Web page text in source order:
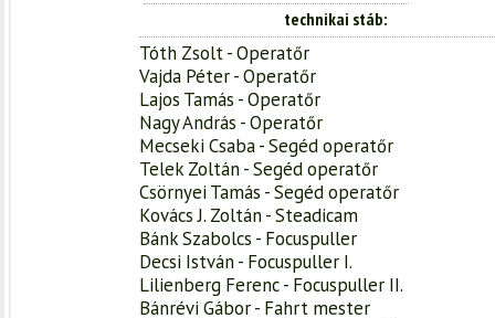
technikai stáb
Tóth Zsolt - Operatőr
Vajda Péter - Operatőr
Lajos Tamás - Operatőr
Nagy András - Operatőr
Mecseki Csaba - Segéd operatőr
Telek Zoltán - Segéd operatőr
Csörnyei Tamás - Segéd operatőr
Kovács J. Zoltán - Steadicam
Bánk Szabolcs - Focuspuller
Decsi István - Focuspuller I.
Lilienberg Ferenc - Focuspuller II.
Bánrévi Gábor - Fahrt mester